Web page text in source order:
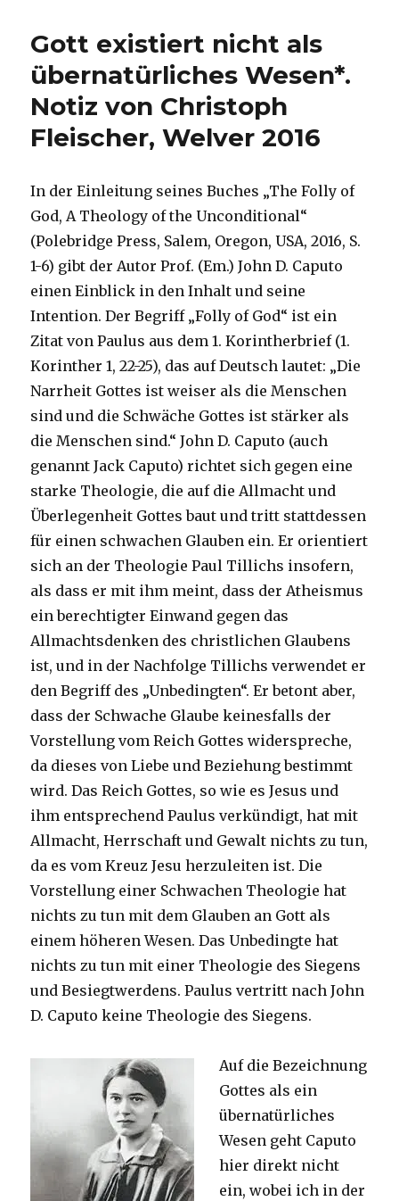
Spur,
Rezension
von
Welver
Gott existiert nicht als
übernatürliches Wesen*.
Notiz von Christoph
Fleischer, Welver 2016
In der Einleitung seines Buches „The Folly of
God, A Theology of the Unconditional“
(Polebridge Press, Salem, Oregon, USA, 2016, S.
1-6) gibt der Autor Prof. (Em.) John D. Caputo
einen Einblick in den Inhalt und seine
Intention. Der Begriff „Folly of God“ ist ein
Zitat von Paulus aus dem 1. Korintherbrief (1.
Korinther 1, 22-25), das auf Deutsch lautet: „Die
Narrheit Gottes ist weiser als die Menschen
sind und die Schwäche Gottes ist stärker als
die Menschen sind.“ John D. Caputo (auch
genannt Jack Caputo) richtet sich gegen eine
starke Theologie, die auf die Allmacht und
Überlegenheit Gottes baut und tritt stattdessen
für einen schwachen Glauben ein. Er orientiert
sich an der Theologie Paul Tillichs insofern,
als dass er mit ihm meint, dass der Atheismus
ein berechtigter Einwand gegen das
Allmachtsdenken des christlichen Glaubens
ist, und in der Nachfolge Tillichs verwendet er
den Begriff des „Unbedingten“. Er betont aber,
dass der Schwache Glaube keinesfalls der
Vorstellung vom Reich Gottes widerspreche,
da dieses von Liebe und Beziehung bestimmt
wird. Das Reich Gottes, so wie es Jesus und
ihm entsprechend Paulus verkündigt, hat mit
Allmacht, Herrschaft und Gewalt nichts zu tun,
da es vom Kreuz Jesu herzuleiten ist. Die
Vorstellung einer Schwachen Theologie hat
nichts zu tun mit dem Glauben an Gott als
einem höheren Wesen. Das Unbedingte hat
nichts zu tun mit einer Theologie des Siegens
und Besiegtwerdens. Paulus vertritt nach John
D. Caputo keine Theologie des Siegens.
Auf die Bezeichnung
Gottes als ein
übernatürliches
Wesen geht Caputo
hier direkt nicht
ein, wobei ich in der